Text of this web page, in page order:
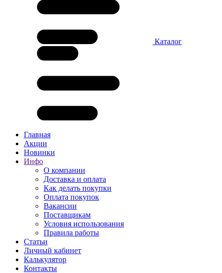
Каталог
Главная
Акции
Новинки
Инфо
О компании
Доставка и оплата
Как делать покупки
Оплата покупок
Вакансии
Поставщикам
Условия использования
Правила работы
Статьи
Личный кабинет
Калькулятор
Контакты